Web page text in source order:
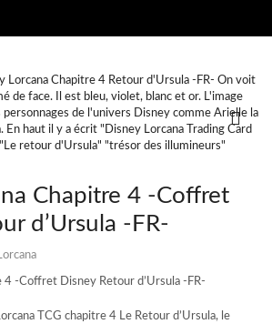
Chapitre 4 -Coffret
d’Ursula -FR-
4 -Coffret Disney Retour d’Ursula -FR-
TCG chapitre 4 Le Retour d’Ursula, le